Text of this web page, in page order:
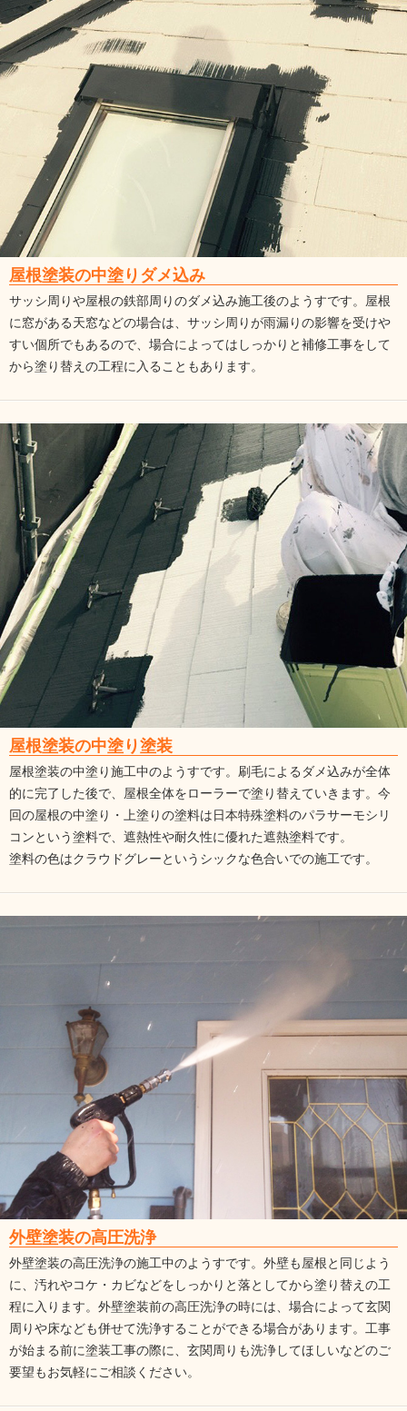
屋根塗装の中塗りダメ込み
サッシ周りや屋根の鉄部周りのダメ込み施工後のようすです。屋根
に窓がある天窓などの場合は、サッシ周りが雨漏りの影響を受けや
すい個所でもあるので、場合によってはしっかりと補修工事をして
から塗り替えの工程に入ることもあります。
屋根塗装の中塗り塗装
屋根塗装の中塗り施工中のようすです。刷毛によるダメ込みが全体
的に完了した後で、屋根全体をローラーで塗り替えていきます。今
回の屋根の中塗り・上塗りの塗料は日本特殊塗料のパラサーモシリ
コンという塗料で、遮熱性や耐久性に優れた遮熱塗料です。
塗料の色はクラウドグレーというシックな色合いでの施工です。
外壁塗装の高圧洗浄
外壁塗装の高圧洗浄の施工中のようすです。外壁も屋根と同じよう
に、汚れやコケ・カビなどをしっかりと落としてから塗り替えの工
程に入ります。外壁塗装前の高圧洗浄の時には、場合によって玄関
周りや床なども併せて洗浄することができる場合があります。工事
が始まる前に塗装工事の際に、玄関周りも洗浄してほしいなどのご
要望もお気軽にご相談ください。